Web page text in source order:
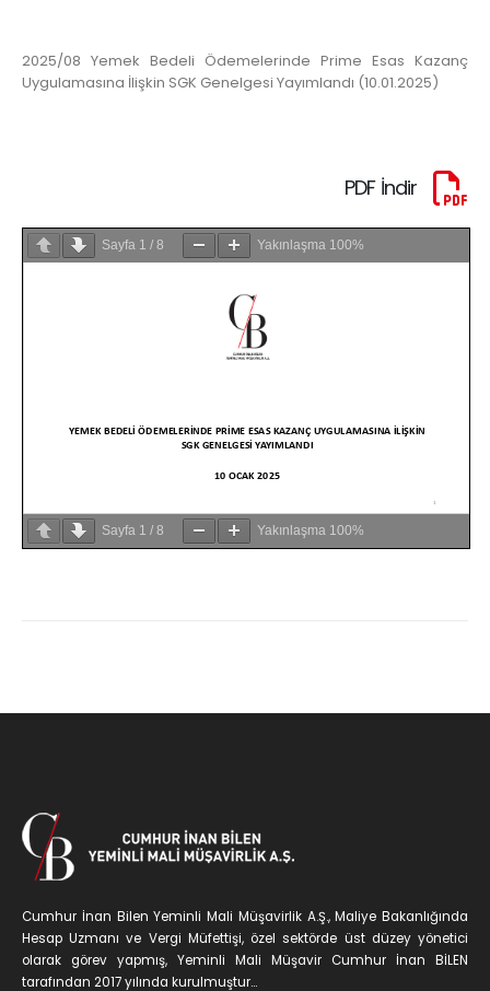
2025/08 Yemek Bedeli Ödemelerinde Prime Esas Kazanç
Uygulamasına İlişkin SGK Genelgesi Yayımlandı (10.01.2025)
PDF İndir
Sayfa 1 / 8 Yakınlaşma 100%
Sayfa 1 / 8 Yakınlaşma 100%
Cumhur İnan Bilen Yeminli Mali Müşavirlik A.Ş., Maliye Bakanlığında
Hesap Uzmanı ve Vergi Müfettişi, özel sektörde üst düzey yönetici
olarak görev yapmış, Yeminli Mali Müşavir Cumhur İnan BİLEN
tarafından 2017 yılında kurulmuştur...